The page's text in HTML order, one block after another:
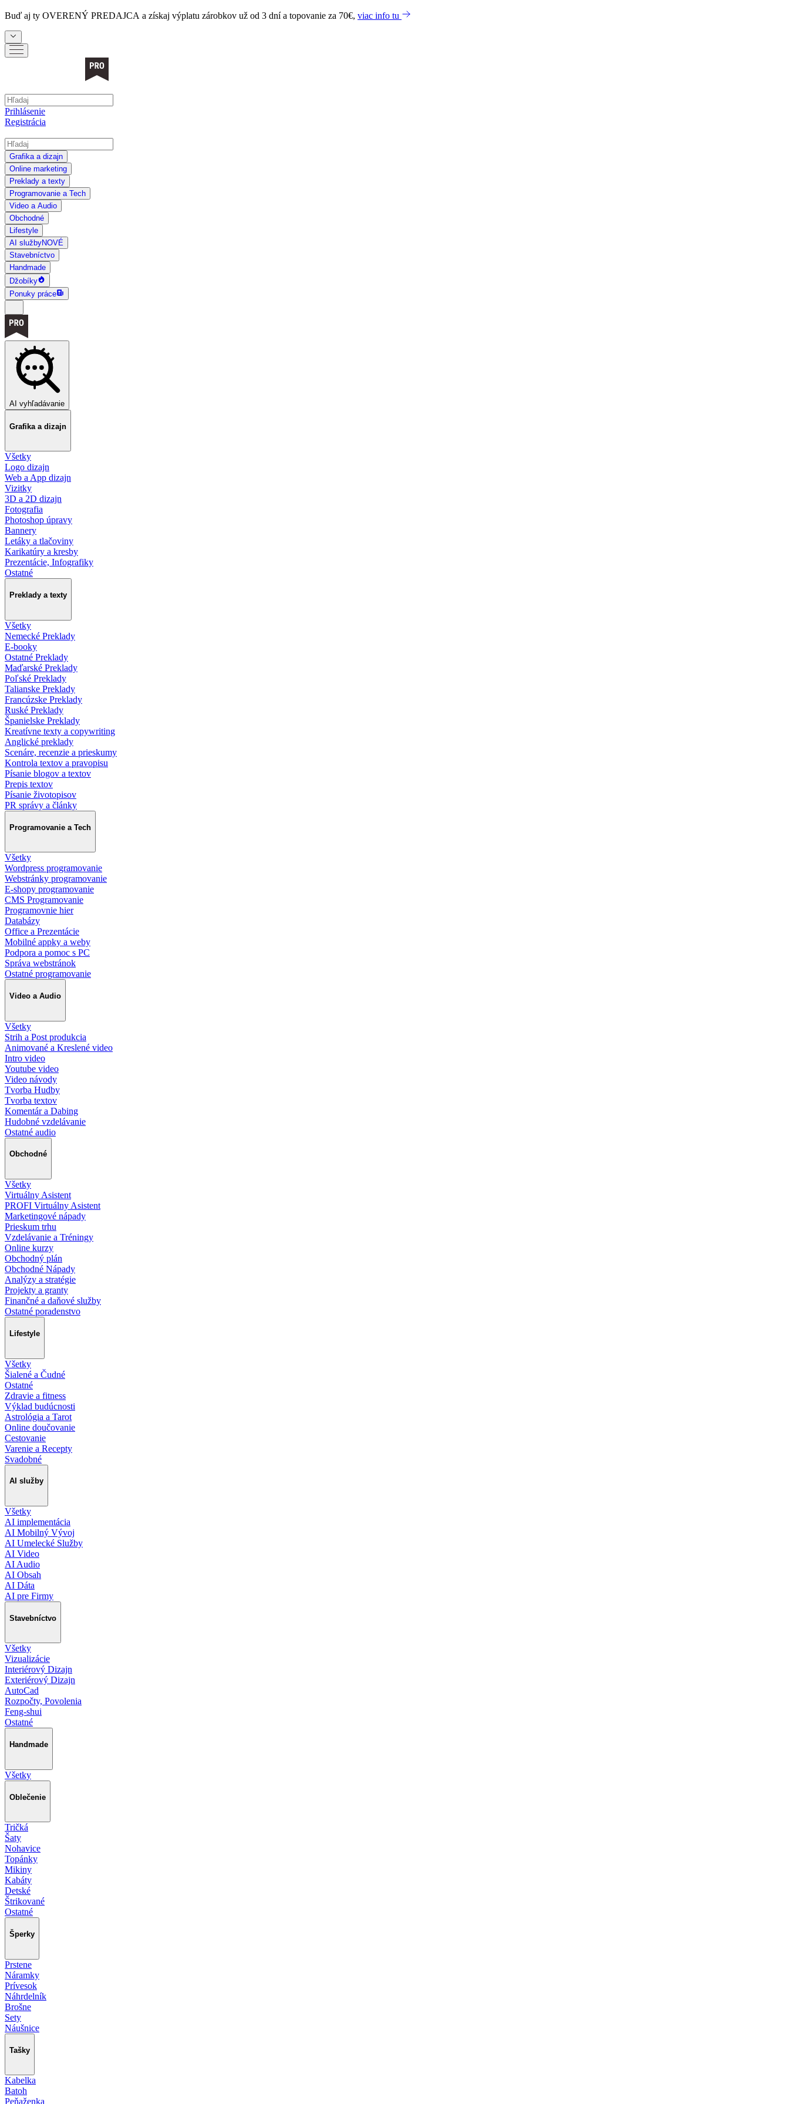
Buď aj ty OVERENÝ PREDAJCA a získaj výplatu zárobkov už od 3 dní a topovanie za 70€, viac info tu
Prihlásenie
Registrácia
Grafika a dizajn
Online marketing
Preklady a texty
Programovanie a Tech
Video a Audio
Obchodné
Lifestyle
AI službyNOVÉ
Stavebníctvo
Handmade
Džobíky
Ponuky práce
AI vyhľadávanie
Grafika a dizajn
Všetky
Logo dizajn
Web a App dizajn
Vizitky
3D a 2D dizajn
Fotografia
Photoshop úpravy
Bannery
Letáky a tlačoviny
Karikatúry a kresby
Prezentácie, Infografiky
Ostatné
Preklady a texty
Všetky
Nemecké Preklady
E-booky
Ostatné Preklady
Maďarské Preklady
Poľské Preklady
Talianske Preklady
Francúzske Preklady
Ruské Preklady
Španielske Preklady
Kreatívne texty a copywriting
Anglické preklady
Scenáre, recenzie a prieskumy
Kontrola textov a pravopisu
Písanie blogov a textov
Prepis textov
Písanie životopisov
PR správy a články
Programovanie a Tech
Všetky
Wordpress programovanie
Webstránky programovanie
E-shopy programovanie
CMS Programovanie
Programovnie hier
Databázy
Office a Prezentácie
Mobilné appky a weby
Podpora a pomoc s PC
Správa webstránok
Ostatné programovanie
Video a Audio
Všetky
Strih a Post produkcia
Animované a Kreslené video
Intro video
Youtube video
Video návody
Tvorba Hudby
Tvorba textov
Komentár a Dabing
Hudobné vzdelávanie
Ostatné audio
Obchodné
Všetky
Virtuálny Asistent
PROFI Virtuálny Asistent
Marketingové nápady
Prieskum trhu
Vzdelávanie a Tréningy
Online kurzy
Obchodný plán
Obchodné Nápady
Analýzy a stratégie
Projekty a granty
Finančné a daňové služby
Ostatné poradenstvo
Lifestyle
Všetky
Šialené a Čudné
Ostatné
Zdravie a fitness
Výklad budúcnosti
Astrológia a Tarot
Online doučovanie
Cestovanie
Varenie a Recepty
Svadobné
AI služby
Všetky
AI implementácia
AI Mobilný Vývoj
AI Umelecké Služby
AI Video
AI Audio
AI Obsah
AI Dáta
AI pre Firmy
Stavebníctvo
Všetky
Vizualizácie
Interiérový Dizajn
Exteriérový Dizajn
AutoCad
Rozpočty, Povolenia
Feng-shui
Ostatné
Handmade
Všetky
Oblečenie
Tričká
Šaty
Nohavice
Topánky
Mikiny
Kabáty
Detské
Štrikované
Ostatné
Šperky
Prstene
Náramky
Prívesok
Náhrdelník
Brošne
Sety
Náušnice
Tašky
Kabelka
Batoh
Peňaženka